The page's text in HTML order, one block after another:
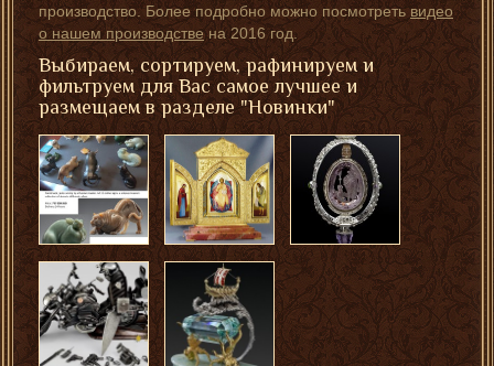
производство. Более подробно можно посмотретьвидео
о нашем производствена 2016 год.
Выбираем, сортируем, рафинируем и
фильтруем для Вас самое лучшее и
размещаем в разделе "Новинки"